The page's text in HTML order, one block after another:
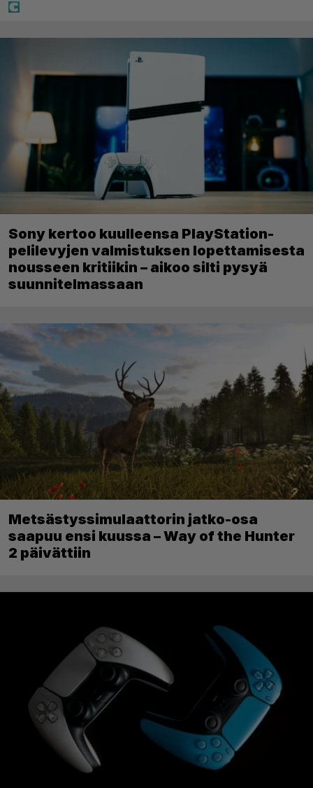
Sony kertoo kuulleensa PlayStation-
pelilevyjen valmistuksen lopettamisesta
nousseen kritiikin – aikoo silti pysyä
suunnitelmassaan
Metsästyssimulaattorin jatko-osa
saapuu ensi kuussa – Way of the Hunter
2 päivättiin